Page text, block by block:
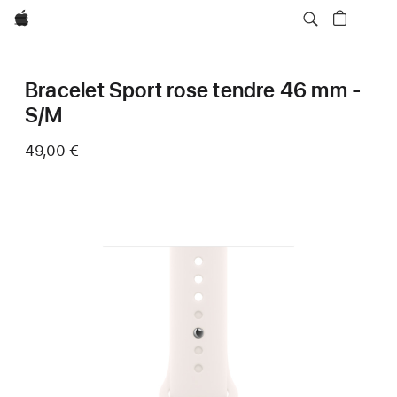
Apple
Bracelet Sport rose tendre 46 mm -
S/M
49,00 €